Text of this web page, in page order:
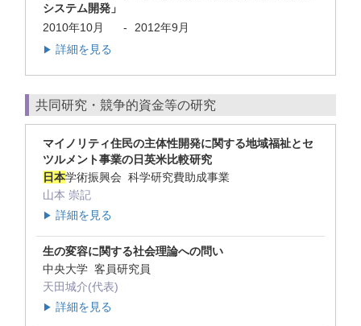
システム開発」
2010年10月
- 2012年9月
▶ 詳細を見る
共同研究・競争的資金等の研究
マイノリティ住民の主体性開発に関する地域福祉とセ
ツルメント事業の日英米比較研究
日本学術振興会 科学研究費助成事業
山本 崇記
▶ 詳細を見る
生の変容に関する社会理論への問い
中央大学 客員研究員
天田城介(代表)
▶ 詳細を見る